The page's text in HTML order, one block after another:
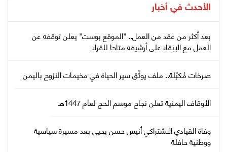
الأحدث في أخبار
بعد أكثر من عقد من العمل.. "الموقع بوست" يعلن توقفه عن
العمل مع الإبقاء على أرشيفه متاحا للقراء
صرخات مُكبّلة.. ملف يوثّق سير الحياة في مخيمات النزوح باليمن
الأوقاف اليمنية تعلن نجاح موسم الحج لعام 1447هـ
وفاة القيادي الاشتراكي أنيس حسن يحيى بعد مسيرة سياسية
ووطنية حافلة